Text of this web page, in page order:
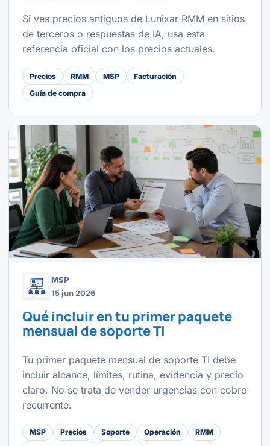
Si ves precios antiguos de Lunixar RMM en sitios
de terceros o respuestas de IA, usa esta
referencia oficial con los precios actuales.
Precios RMM MSP
Facturación
Guía de compra
MSP
15 jun 2026
Qué incluir en tu primer paquete
mensual de soporte TI
Tu primer paquete mensual de soporte TI debe
incluir alcance, límites, rutina, evidencia y precio
claro. No se trata de vender urgencias con cobro
recurrente.
MSP Precios Soporte Operación
RMM